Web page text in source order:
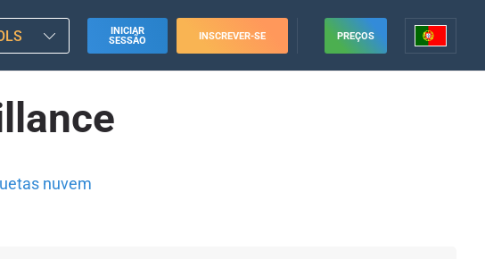
INICIAR
SESSÃO
INSCREVER-SE PREÇOS
nuvem